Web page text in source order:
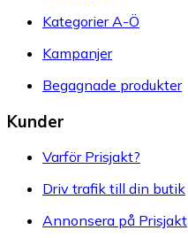
Kategorier A-Ö
Kampanjer
Begagnade produkter
Kunder
Varför Prisjakt?
Driv trafik till din butik
Annonsera på Prisjakt